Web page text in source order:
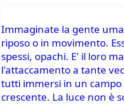
Immaginate la gente
riposo o in movimento.
spessi, opachi. E' il loro
l'attaccamento a tante
tutti immersi in un campo
crescente. La luce non è